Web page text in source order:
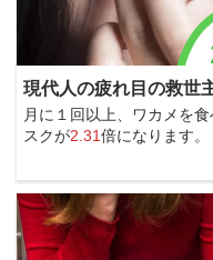
現代人の疲れ目の救世
月に１回以上、ワカメを
スクが2.31倍になります。